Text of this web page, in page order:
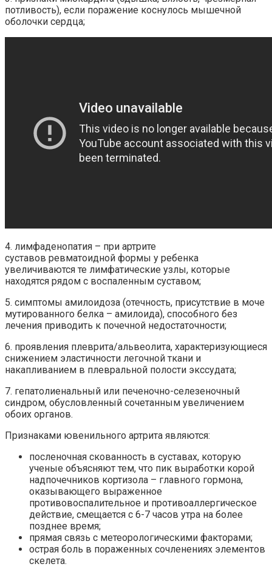
потливость), если поражение коснулось мышечной
оболочки сердца;
4. лимфаденопатия – при артрите
суставов ревматоидной формы у ребенка
увеличиваются те лимфатические узлы, которые
находятся рядом с воспаленным суставом;
5. симптомы амилоидоза (отечность, присутствие в моче
мутированного белка – амилоида), способного без
лечения приводить к почечной недостаточности;
6. проявления плеврита/альвеолита, характеризующиеся
снижением эластичности легочной ткани и
накапливанием в плевральной полости экссудата;
7. гепатолиенальный или печеночно-селезеночный
синдром, обусловленный сочетанным увеличением
обоих органов.
Признаками ювенильного артрита являются:
посленочная скованность в суставах, которую
ученые объясняют тем, что пик выработки корой
надпочечников кортизола – главного гормона,
оказывающего выраженное
противовоспалительное и противоаллергическое
действие, смещается с 6-7 часов утра на более
позднее время;
прямая связь с метеорологическими факторами;
острая боль в пораженных сочленениях элементов
скелета.